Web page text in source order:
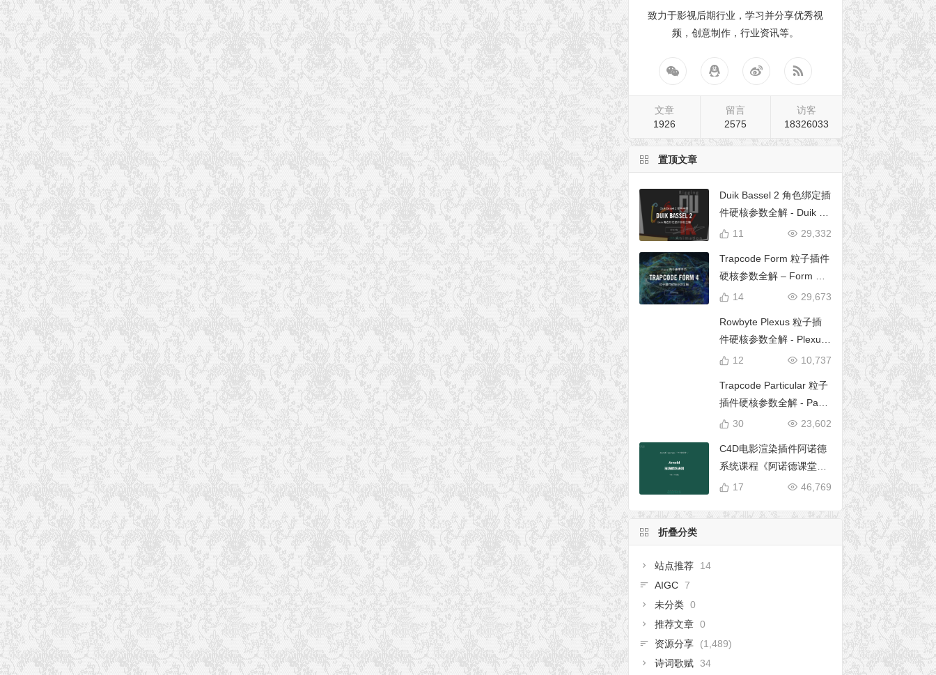
致力于影视后期行业，学习并分享优秀视
频，创意制作，行业资讯等。
文章
1926
留言
2575
访客
18326033
置顶文章
Duik Bassel 2 角色绑定插
件硬核参数全解 - Duik 16
完全使用手册
29,332
11
Trapcode Form 粒子插件
硬核参数全解 – Form 完
全使用手册
29,673
14
Rowbyte Plexus 粒子插
件硬核参数全解 - Plexus
完全使用手册
10,737
12
Trapcode Particular 粒子
插件硬核参数全解 - Parti
cular 5 完全使用手册23,602
30
C4D电影渲染插件阿诺德
系统课程《阿诺德课堂之
玉清境》
46,769
17
折叠分类
站点推荐
14
AIGC 7
未分类 0
推荐文章 0
资源分享
(1,489)
诗词歌赋 34